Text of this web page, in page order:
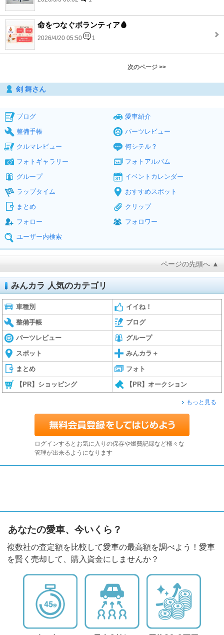
命をつなぐボランティア🩸
2026/4/20 05:50 1
次のページ >>
剣 舞さん
ブログ
愛車紹介
整備手帳
パーツレビュー
クルマレビュー
何シテル？
フォトギャラリー
フォトアルバム
グループ
イベントカレンダー
ラップタイム
おすすめスポット
まとめ
クリップ
フォロー
フォロワー
ユーザー内検索
ページの先頭へ ▲
みんカラ 人気のカテゴリ
車種別 イイね！
整備手帳 ブログ
パーツレビュー グループ
スポット みんカラ＋
まとめ フォト
【PR】ショッピング 【PR】オークション
もっと見る
ログインするとお気に入りの保存や燃費記録など様々な
管理が出来るようになります
あなたの愛車、今いくら？
複数社の査定額を比較して愛車の最高額を調べよう！愛車
を賢く売却して、購入資金にしませんか？